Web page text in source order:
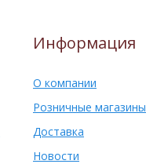
Информация
О компании
Розничные магазины
Доставка
Новости